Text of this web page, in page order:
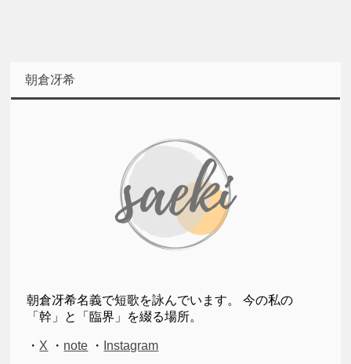
朝倉冴希
朝倉冴希名義で短歌を詠んでいます。 今の私の
「幹」と「臨界」を綴る場所。
・ X ・ note ・ Instagram